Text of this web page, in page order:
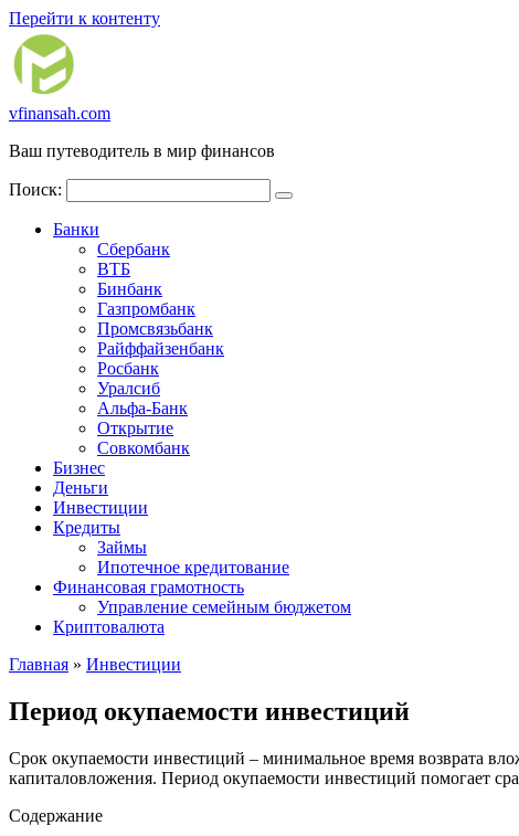
Перейти к контенту
vfinansah.com
Ваш путеводитель в мир финансов
Поиск:
Банки
Сбербанк
ВТБ
Бинбанк
Газпромбанк
Промсвязьбанк
Райффайзенбанк
Росбанк
Уралсиб
Альфа-Банк
Открытие
Совкомбанк
Бизнес
Деньги
Инвестиции
Кредиты
Займы
Ипотечное кредитование
Финансовая грамотность
Управление семейным бюджетом
Криптовалюта
Главная » Инвестиции
Период окупаемости инвестиций
Срок окупаемости инвестиций – минимальное время возврата
капиталовложения. Период окупаемости инвестиций помогает
Содержание